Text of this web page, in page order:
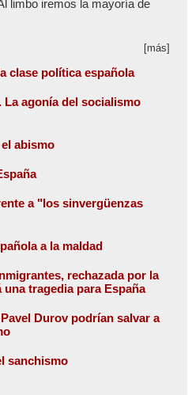
limbo iremos la mayoría de
[más]
clase política española
La agonía del socialismo
abismo
a "los sinvergüenzas
a la maldad
rechazada por la
tragedia para España
Durov podrían salvar a
sanchismo